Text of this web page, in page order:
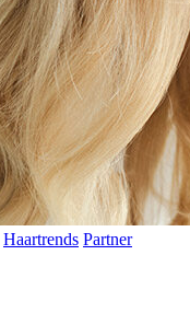
Haartrends Partner